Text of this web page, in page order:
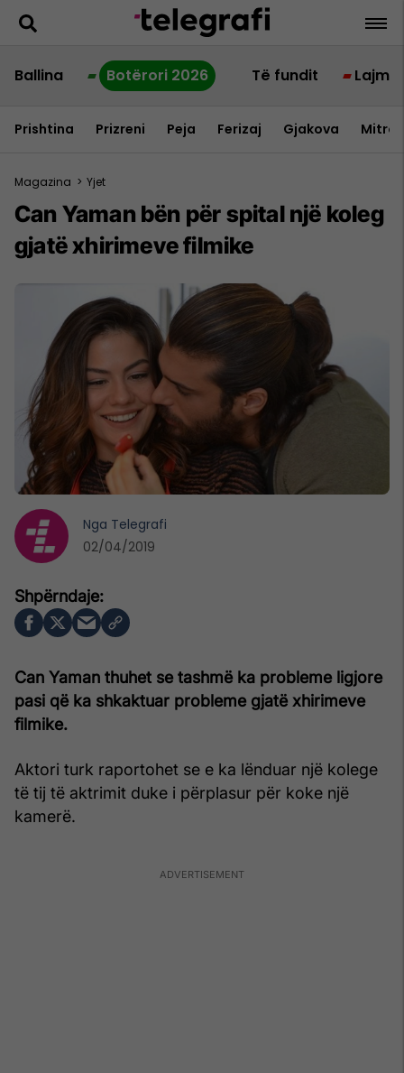
Ballina Botërori 2026 Të fundit Lajme
Prishtina Prizreni Peja Ferizaj Gjakova
Magazina > Yjet
Can Yaman bën për spital një koleg
gjatë xhirimeve filmike
Can Yaman thuhet se tashmë ka probleme ligjore
pasi që ka shkaktuar probleme gjatë xhirimeve
filmike.
Aktori turk raportohet se e ka lënduar një kolege
të tij të aktrimit duke i përplasur për koke një
kamerë.
Nga Telegrafi
02/04/2019